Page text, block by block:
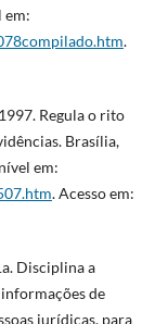
em:
.
Regula o rito
Brasília,
em:
. Acesso em:
Disciplina a
de
jurídicas, para